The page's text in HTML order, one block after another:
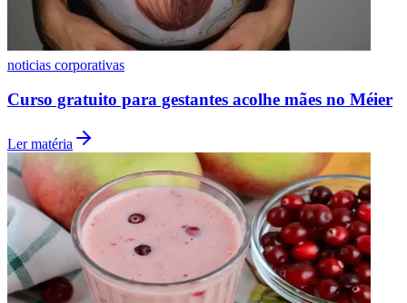
Fluminense
noticias corporativas
Curso gratuito para gestantes acolhe mães no Méier
Ler matéria